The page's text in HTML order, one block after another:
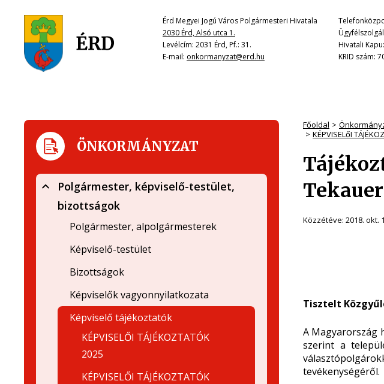
Érd Megyei Jogú Város Polgármesteri Hivatala
2030 Érd, Alsó utca 1.
Levélcím: 2031 Érd, Pf.: 31.
E-mail: onkormanyzat@erd.hu
Hivatali
KRID szám:
Főoldal
KÉPVISELőI
Közzétéve: 2018. okt.
Tisztelt
A Magyarország
szerint a
tevékenységéről.
ÖNKORMÁNYZAT
Polgármester, képviselő-testület,
bizottságok
Polgármester, alpolgármesterek
Képviselő-testület
Bizottságok
Képviselők vagyonnyilatkozata
Képviselő tájékoztatók
KÉPVISELŐI TÁJÉKOZTATÓK
2025
KÉPVISELŐI TÁJÉKOZTATÓK